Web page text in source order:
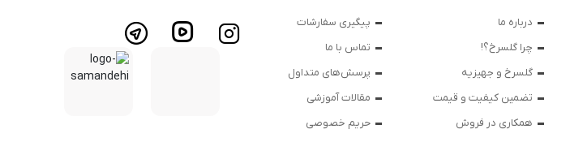
درباره ما
چرا گلسرخ؟!
گلسرخ و جهیزیه
تضمین کیفیت و قیمت
همکاری در فروش
پیگیری سفارشات
تماس با ما
پرسش‌های متداول
مقالات آموزشی
حریم خصوصی